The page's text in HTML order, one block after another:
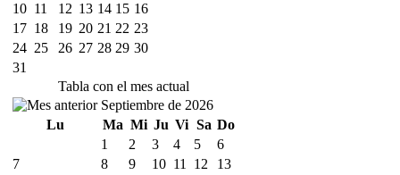
10 11 12 13 14 15 16
17 18 19 20 21 22 23
24 25 26 27 28 29 30
31
Tabla con el mes actual
Septiembre de 2026
Lu
Ma Mi Ju Vi Sa Do
1
2 3 4 5
6
7
8 9 10 11 12
13